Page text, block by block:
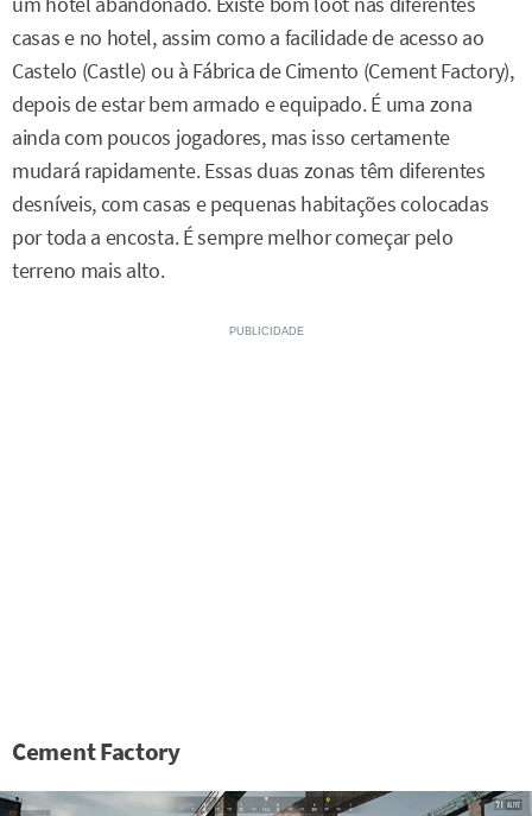
casas e no hotel, assim como a facilidade de acesso ao
Castelo (Castle) ou à Fábrica de Cimento (Cement Factory),
depois de estar bem armado e equipado. É uma zona
ainda com poucos jogadores, mas isso certamente
mudará rapidamente. Essas duas zonas têm diferentes
desníveis, com casas e pequenas habitações colocadas
por toda a encosta. É sempre melhor começar pelo
terreno mais alto.
Cement Factory